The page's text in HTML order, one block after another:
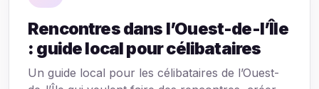
Rencontres dans l’Ouest-de-l’Île
: guide local pour célibataires
Un guide local pour les célibataires de l’Ouest-